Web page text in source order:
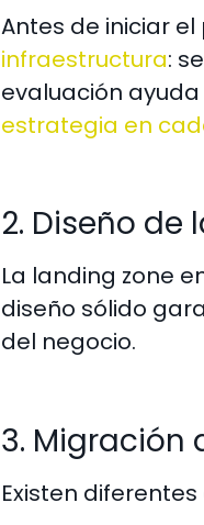
Antes de iniciar
infraestructura:
evaluación
estrategia en
2. Diseño
La landing zone
diseño sólido
del negocio.
3. Migración
Existen